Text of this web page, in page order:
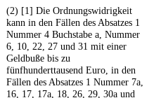
(2) [1] Die Ordnungswidrigkeit
kann in den Fällen des Absatzes 1
Nummer 4 Buchstabe a, Nummer
6, 10, 22, 27 und 31 mit einer
Geldbuße bis zu
fünfhunderttausend Euro, in den
Fällen des Absatzes 1 Nummer 7a,
16, 17, 17a, 18, 26, 29, 30a und